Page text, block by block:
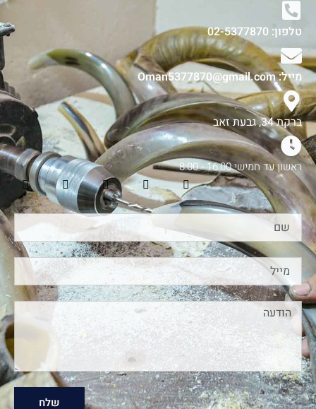
טלפון: 02-5377870
מייל: Oman5377870@gmail.com
ברקת 34, גבעת זאב
ראשון עד חמישי 16:00 - 8:00
שלח